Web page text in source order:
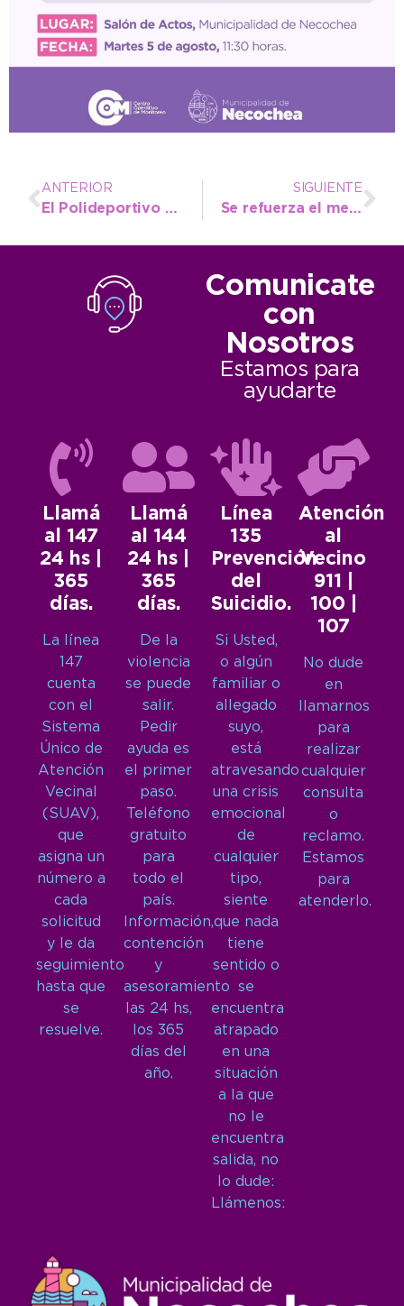
ANTERIOR
El Polideportivo Municipal vuelve a recibir a estudiantes de toda la provincia por las Olimpiadas Matemáticas
SIGUIENTE
Se refuerza el mensaje de Bromatología para prevenir la triquinosis
Comunicate
con
Nosotros
Estamos para
ayudarte
Llamá
al 147
24 hs |
365
días.
La línea
147
cuenta
con el
Sistema
Único de
Atención
Vecinal
(SUAV),
que
asigna un
número a
cada
solicitud
y le da
seguimiento
hasta que
se
resuelve.
Llamá
al 144
24 hs |
365
días.
De la
violencia
se puede
salir.
Pedir
ayuda es
el primer
paso.
Teléfono
gratuito
para
todo el
país.
Información,
contención
y
asesoramiento
las 24 hs,
los 365
días del
año.
Línea
135
Prevención
del
Suicidio.
Si Usted,
o algún
familiar o
allegado
suyo,
está
atravesando
una crisis
emocional
de
cualquier
tipo,
siente
que nada
tiene
sentido o
se
encuentra
atrapado
en una
situación
a la que
no le
encuentra
salida, no
lo dude:
Llámenos:
Atención
al
Vecino
911 |
100 |
107
No dude
en
llamarnos
para
realizar
cualquier
consulta
o
reclamo.
Estamos
para
atenderlo.